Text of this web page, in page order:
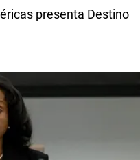
presenta Destino